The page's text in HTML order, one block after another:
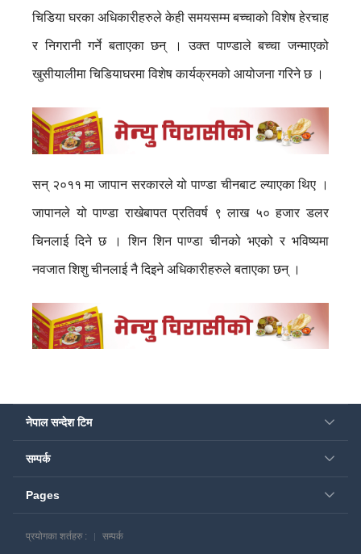
चिडिया घरका अधिकारीहरुले केही समयसम्म बच्चाको विशेष हेरचाह
र निगरानी गर्ने बताएका छन् । उक्त पाण्डाले बच्चा जन्माएको
खुसीयालीमा चिडियाघरमा विशेष कार्यक्रमको आयोजना गरिने छ ।
सन् २०११ मा जापान सरकारले यो पाण्डा चीनबाट ल्याएका थिए ।
जापानले यो पाण्डा राखेबापत प्रतिवर्ष ९ लाख ५० हजार डलर
चिनलाई दिने छ । शिन शिन पाण्डा चीनको भएको र भविष्यमा
नवजात शिशु चीनलाई नै दिइने अधिकारीहरुले बताएका छन् ।
नेपाल सन्देश टिम
सम्पर्क
Pages
प्रयोगका शर्तहरु : सम्पर्क